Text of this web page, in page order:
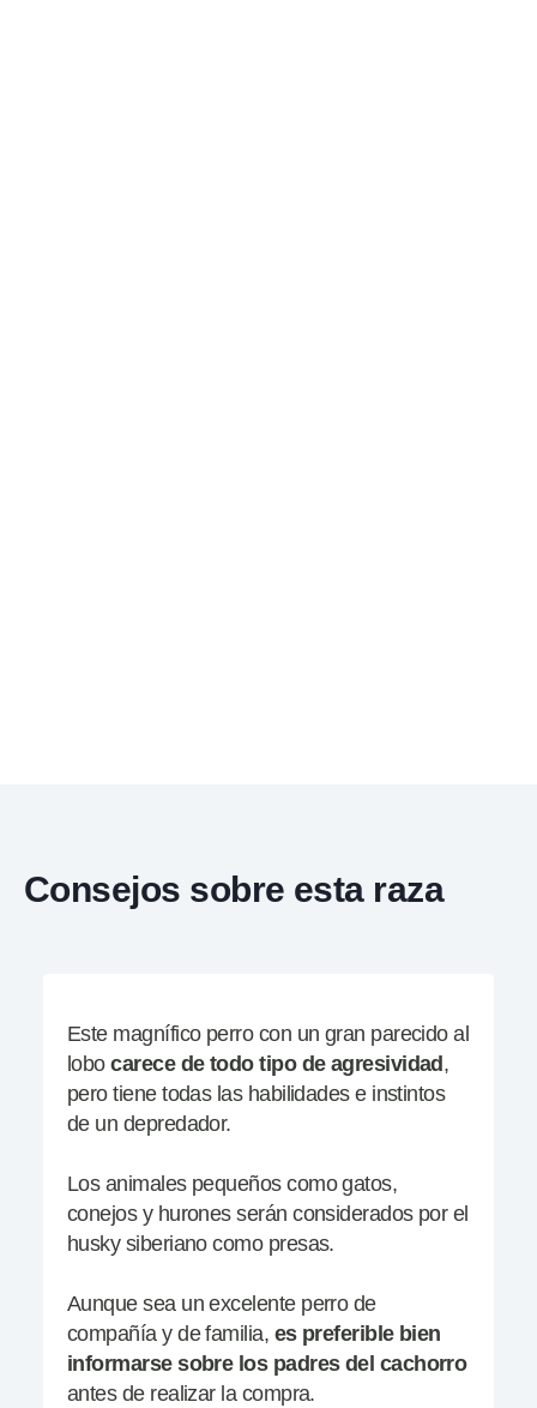
Consejos sobre esta raza
Este magnífico perro con un gran parecido al
lobocarece de todo tipo de agresividad ,
pero tiene todas las habilidades e instintos
de un depredador.
Los animales pequeños como gatos,
conejos y hurones serán considerados por el
husky siberiano como presas.
Aunque sea un excelente perro de
compañía y de familia, es preferible bien
informarse sobre los padres del cachorro
antes de realizar la compra.